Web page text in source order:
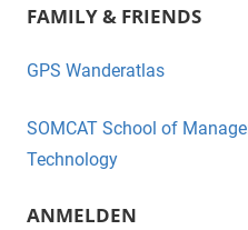
c
e
o
o
k
tt
er
FAMILY & FRIENDS
GPS Wanderatlas
SOMCAT School of
Technology
ANMELDEN